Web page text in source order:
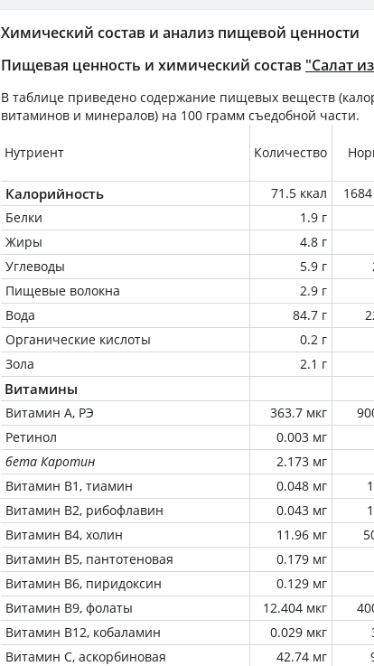
Химический состав и анализ пищевой ценности
Пищевая ценность и химический состав "Салат
В таблице приведено содержание пищевых веществ
витаминов и минералов) на 100 грамм съедобной части.
Нутриент Количество
Калорийность 71.5 ккал
Белки
1.9 г
Жиры
4.8 г
Углеводы
5.9 г
Пищевые волокна
2.9 г
Вода
84.7 г
Органические кислоты
0.2 г
Зола
2.1 г
Витамины
Витамин А, РЭ 363.7 мкг
Ретинол
0.003 мг
бета Каротин
2.173 мг
Витамин В1, тиамин
0.048 мг
Витамин В2, рибофлавин
0.043 мг
Витамин В4, холин
11.96 мг
Витамин В5, пантотеновая
0.179 мг
Витамин В6, пиридоксин
0.129 мг
Витамин В9, фолаты
12.404 мкг
Витамин В12, кобаламин
0.029 мкг
Витамин C, аскорбиновая
42.74 мг